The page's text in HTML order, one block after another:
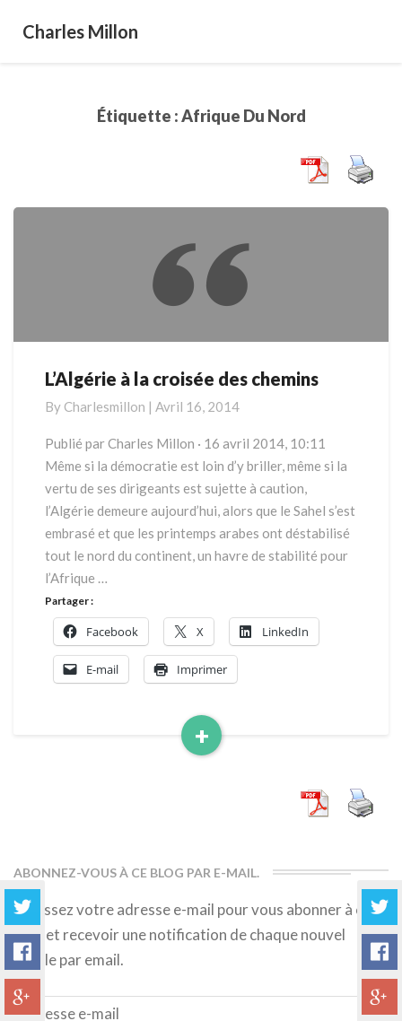
Charles Millon
Étiquette :Afrique Du Nord
L’Algérie
la
croisée
chemins
L’Algérie à la croisée des chemins
By Charlesmillon | Avril 16, 2014
Publié par Charles Millon · 16 avril 2014, 10:11
Même si la démocratie est loin d’y briller, même si la
vertu de ses dirigeants est sujette à caution,
l’Algérie demeure aujourd’hui, alors que le Sahel s’est
embrasé et que les printemps arabes ont déstabilisé
tout le nord du continent, un havre de stabilité pour
l’Afrique …
+
Read
Partager :
Facebook X LinkedIn
E-mail Imprimer
ABONNEZ-VOUS À CE BLOG PAR E-MAIL.
Saisissez votre adresse e-mail pour vous abonner à ce
blog et recevoir une notification de chaque nouvel
article par email.
Adresse